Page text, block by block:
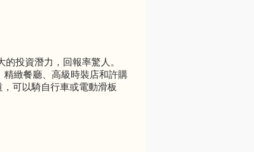
投資潛力，回報率驚人。
緻餐廳、高級時裝店和許購
可以騎自行車或電動滑板